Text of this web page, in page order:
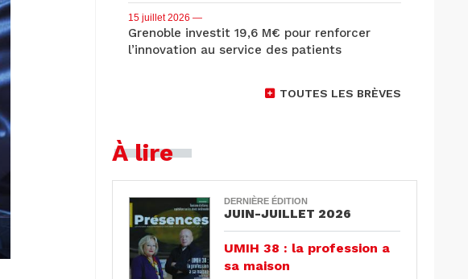
15 juillet 2026 —
Grenoble investit 19,6 M€ pour renforcer
l’innovation au service des patients
TOUTES LES BRÈVES
À lire
DERNIÈRE ÉDITION
JUIN-JUILLET 2026
UMIH 38 : la profession a
sa maison